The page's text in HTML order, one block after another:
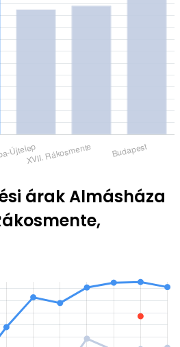
árak Almásháza